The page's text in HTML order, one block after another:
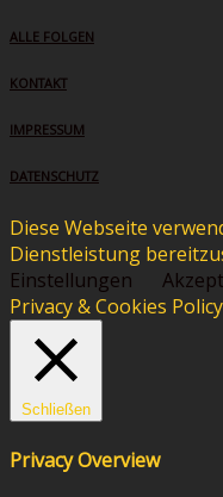
ALLE FOLGEN
KONTAKT
IMPRESSUM
DATENSCHUTZ
Diese Webseite
Dienstleistung
Einstellungen
Privacy & Cookies Policy
Schließen
Privacy Overview